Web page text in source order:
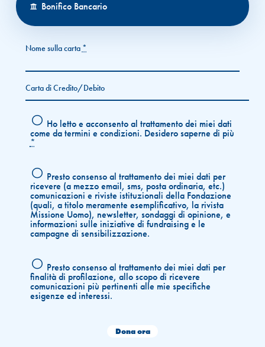
Bonifico Bancario
Nome sulla carta *
Carta di Credito/Debito
come da termini e condizioni. Desidero saperne di più
*
ricevere (a mezzo email, sms, posta ordinaria, etc.)
comunicazioni e riviste istituzionali della Fondazione
(quali, a titolo meramente esemplificativo, la rivista
Missione Uomo), newsletter, sondaggi di opinione, e
informazioni sulle iniziative di fundraising e le
campagne di sensibilizzazione.
finalità di profilazione, allo scopo di ricevere
comunicazioni più pertinenti alle mie specifiche
esigenze ed interessi.
Dona ora